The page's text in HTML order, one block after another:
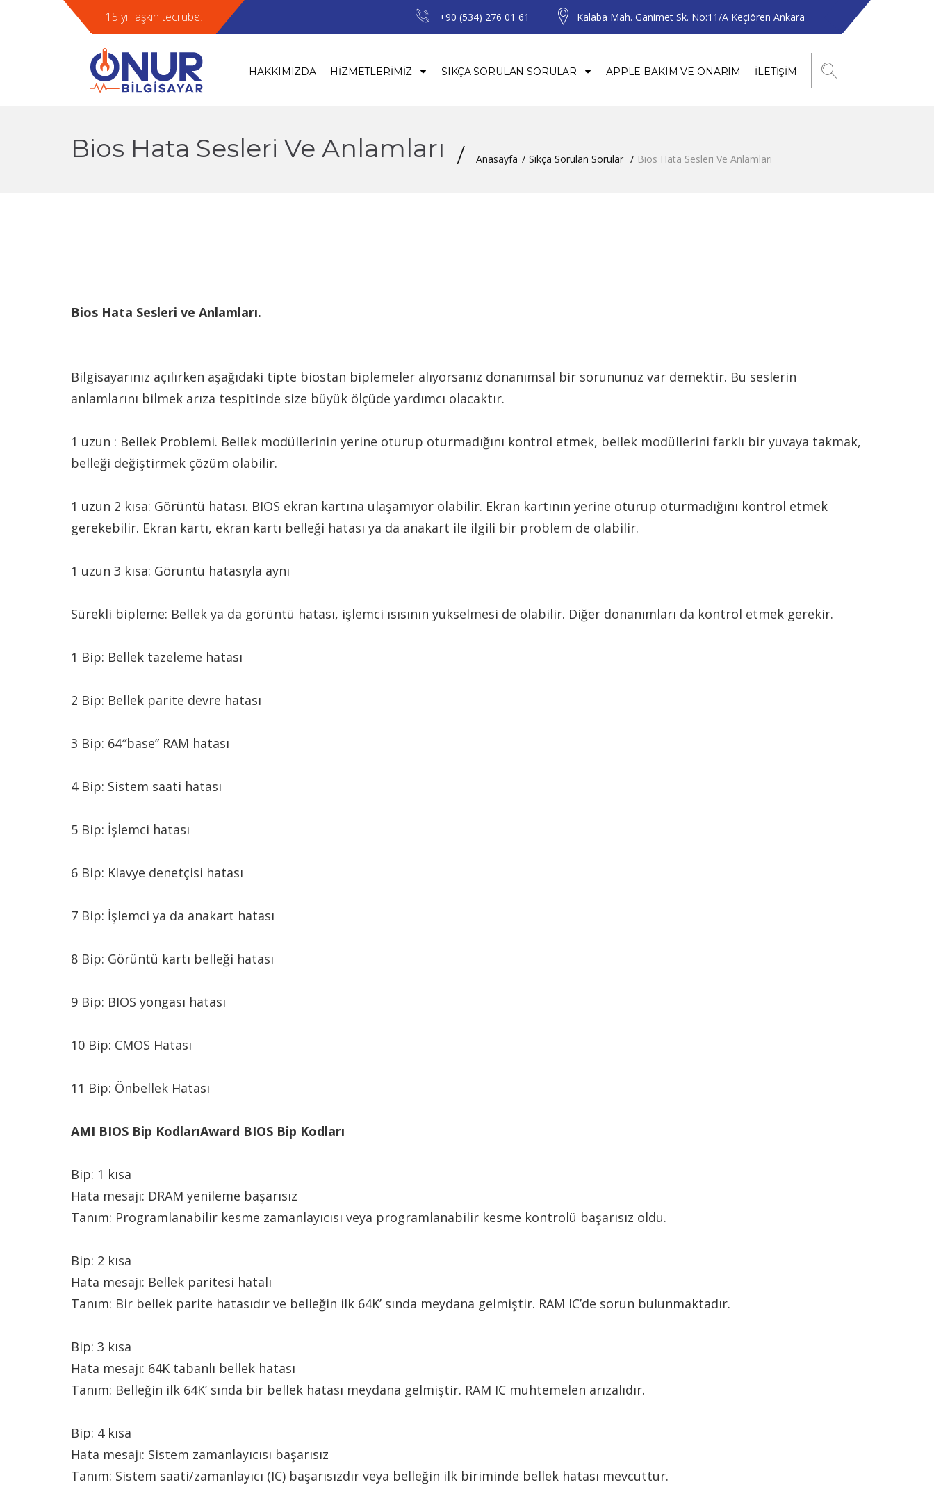
15 yılı aşkın tecrübe. +90 (534) 276 01 61 Kalaba Mah. Ganimet Sk. No:11/A Keçiören Ankara
HAKKIMIZDA HIZMETLERIMIZ SIKÇA SORULAN SORULAR APPLE BAKIM VE ONARIM İLETIŞIM
Bios Hata Sesleri Ve Anlamları Anasayfa Sıkça Sorulan Sorular Bios Hata Sesleri Ve Anlamları
Bios Hata Sesleri ve Anlamları.
Bilgisayarınız açılırken aşağıdaki tipte biostan biplemeler alıyorsanız donanımsal bir sorununuz var demektir. Bu seslerin
anlamlarını bilmek arıza tespitinde size büyük ölçüde yardımcı olacaktır.
1 uzun : Bellek Problemi. Bellek modüllerinin yerine oturup oturmadığını kontrol etmek, bellek modüllerini farklı bir yuvaya takmak,
belleği değiştirmek çözüm olabilir.
1 uzun 2 kısa: Görüntü hatası. BIOS ekran kartına ulaşamıyor olabilir. Ekran kartının yerine oturup oturmadığını kontrol etmek
gerekebilir. Ekran kartı, ekran kartı belleği hatası ya da anakart ile ilgili bir problem de olabilir.
1 uzun 3 kısa: Görüntü hatasıyla aynı
Sürekli bipleme: Bellek ya da görüntü hatası, işlemci ısısının yükselmesi de olabilir. Diğer donanımları da kontrol etmek gerekir.
1 Bip: Bellek tazeleme hatası
2 Bip: Bellek parite devre hatası
3 Bip: 64″base” RAM hatası
4 Bip: Sistem saati hatası
5 Bip: İşlemci hatası
6 Bip: Klavye denetçisi hatası
7 Bip: İşlemci ya da anakart hatası
8 Bip: Görüntü kartı belleği hatası
9 Bip: BIOS yongası hatası
10 Bip: CMOS Hatası
11 Bip: Önbellek Hatası
AMI BIOS Bip KodlarıAward BIOS Bip Kodları
Bip: 1 kısa
Hata mesajı: DRAM yenileme başarısız
Tanım: Programlanabilir kesme zamanlayıcısı veya programlanabilir kesme kontrolü başarısız oldu.
Bip: 2 kısa
Hata mesajı: Bellek paritesi hatalı
Tanım: Bir bellek parite hatasıdır ve belleğin ilk 64K’ sında meydana gelmiştir. RAM IC’de sorun bulunmaktadır.
Bip: 3 kısa
Hata mesajı: 64K tabanlı bellek hatası
Tanım: Belleğin ilk 64K’ sında bir bellek hatası meydana gelmiştir. RAM IC muhtemelen arızalıdır.
Bip: 4 kısa
Hata mesajı: Sistem zamanlayıcısı başarısız
Tanım: Sistem saati/zamanlayıcı (IC) başarısızdır veya belleğin ilk biriminde bellek hatası mevcuttur.